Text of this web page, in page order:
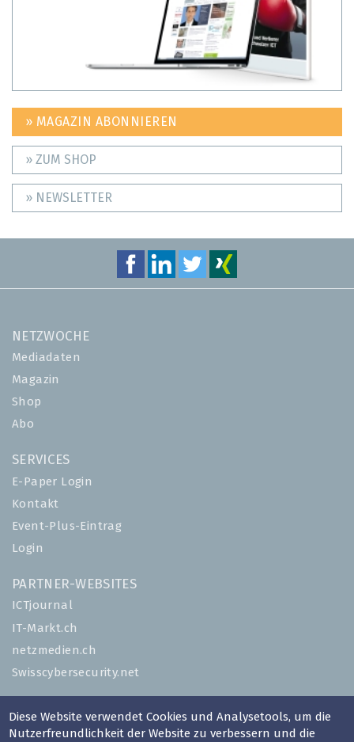
» MAGAZIN ABONNIEREN
» ZUM SHOP
» NEWSLETTER
NETZWOCHE
Mediadaten
Magazin
Shop
Abo
SERVICES
E-Paper Login
Kontakt
Event-Plus-Eintrag
Login
PARTNER-WEBSITES
ICTjournal
IT-Markt.ch
netzmedien.ch
Swisscybersecurity.net
© NETZMEDIEN AG 2026
Impressum
Diese Website verwendet Cookies und Analysetools, um die
Nutzerfreundlichkeit der Website zu verbessern und die